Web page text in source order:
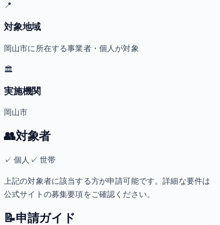
📍
対象地域
岡山市に所在する事業者・個人が対象
🏛️
実施機関
岡山市
👥対象者
✓個人 ✓ 世帯
上記の対象者に該当する方が申請可能です。詳細な要件は
公式サイトの募集要項をご確認ください。
📝申請ガイド